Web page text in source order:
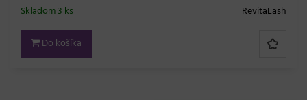
RevitaLash
Skladom 3 ks
Do košíka